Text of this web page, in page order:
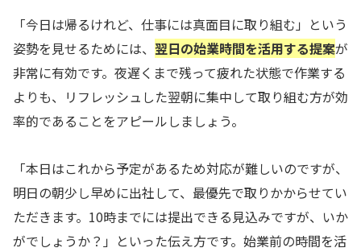
「今日は帰るけれど、仕事には真面目に取り組む」という
姿勢を見せるためには、 翌日の始業時間を活用する提案が
非常に有効です。夜遅くまで残って疲れた状態で作業する
よりも、リフレッシュした翌朝に集中して取り組む方が効
率的であることをアピールしましょう。
「本日はこれから予定があるため対応が難しいのですが、
明日の朝少し早めに出社して、最優先で取りかからせてい
ただきます。10時までには提出できる見込みですが、いか
がでしょうか？」といった伝え方です。始業前の時間を活